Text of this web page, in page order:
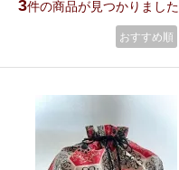
3件の商品が見つかりました
おすすめ順